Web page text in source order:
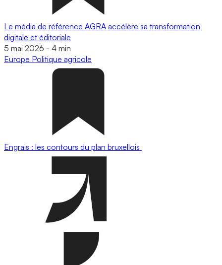
Le média de référence AGRA accélère sa transformation
digitale et éditoriale
5 mai 2026 - 4 min
Europe Politique agricole
Engrais : les contours du plan bruxellois